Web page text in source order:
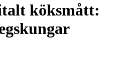
köksmått: